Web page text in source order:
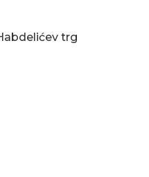
trg